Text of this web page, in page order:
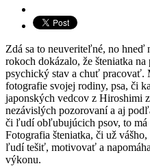
Zdá sa to neuveriteľné, no
rokoch dokázalo, že šteniatka
psychický stav a chuť pracovať.
fotografie svojej rodiny, psa, či
japonských vedcov z Hiroshimi
nezávislých pozorovaní a aj
či ľudí obľubujúcich psov, to má
Fotografia šteniatka, či už
ľudí tešiť, motivovať a
výkonu.